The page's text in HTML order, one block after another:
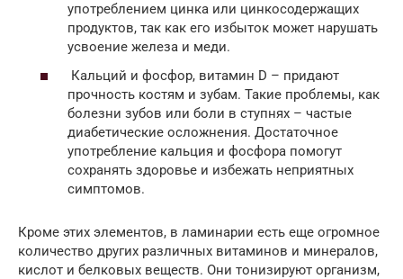
употреблением цинка или цинкосодержащих
продуктов, так как его избыток может нарушать
усвоение железа и меди.
Кальций и фосфор, витамин D – придают
прочность костям и зубам. Такие проблемы, как
болезни зубов или боли в ступнях – частые
диабетические осложнения. Достаточное
употребление кальция и фосфора помогут
сохранять здоровье и избежать неприятных
симптомов.
Кроме этих элементов, в ламинарии есть еще огромное
количество других различных витаминов и минералов,
кислот и белковых веществ. Они тонизируют организм,